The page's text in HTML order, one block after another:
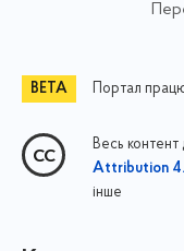
Портал
Весь контент
Attribution
інше